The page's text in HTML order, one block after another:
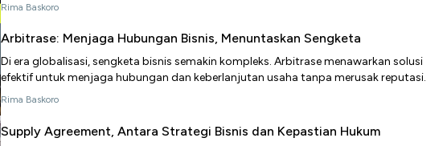
Rima Baskoro
Arbitrase: Menjaga Hubungan Bisnis, Menuntaskan Sengketa
Di era globalisasi, sengketa bisnis semakin kompleks. Arbitrase menawarkan solusi
efektif untuk menjaga hubungan dan keberlanjutan usaha tanpa merusak reputasi.
Rima Baskoro
Supply Agreement, Antara Strategi Bisnis dan Kepastian Hukum